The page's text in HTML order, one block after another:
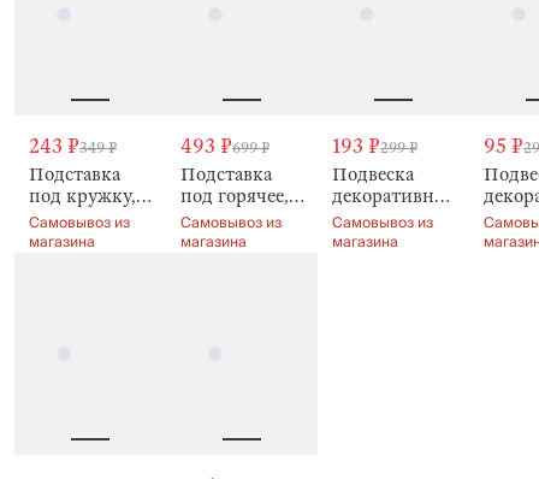
243 ₽349 ₽
Подставка
под кружку,
Кролик в
цветах,
Самовывоз из
магазина
493 ₽699 ₽
Подставка
под горячее,
15x21 см,
Кролик,
Самовывоз из
магазина
193 ₽299 ₽
Подвеска
декоративная,
6 см, Natural
Easter
Самовывоз из
магазина
95 ₽
10 см,